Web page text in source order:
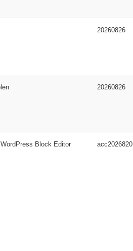
20260826
20260826
Block Editor
acc2026820